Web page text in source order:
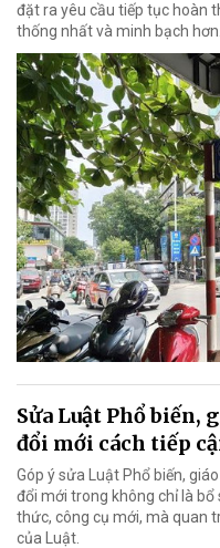
đặt ra yêu cầu tiếp tục hoàn
thống nhất và minh bạch hơn.
Sửa Luật Phổ biến,
đổi mới cách tiếp
Góp ý sửa Luật Phổ biến,
đổi mới trong không chỉ là
thức, công cụ mới, mà quan
của Luật.